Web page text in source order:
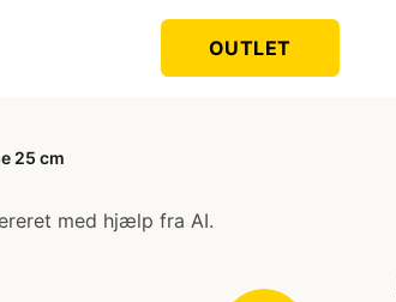
OUTLET
25 cm
med hjælp fra AI.